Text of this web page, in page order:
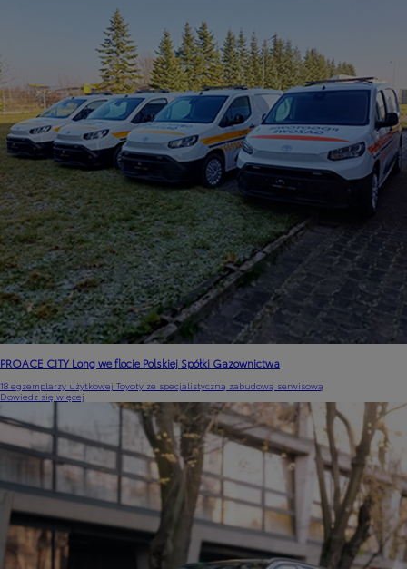
PROACE CITY Long we flocie Polskiej Spółki Gazownictwa
18 egzemplarzy użytkowej Toyoty ze specjalistyczną zabudową serwisową
Dowiedz się więcej